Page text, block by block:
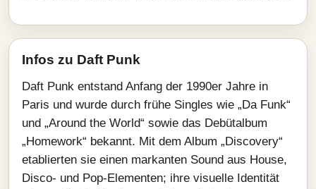
Infos zu Daft Punk
Daft Punk entstand Anfang der 1990er Jahre in
Paris und wurde durch frühe Singles wie „Da Funk“
und „Around the World“ sowie das Debütalbum
„Homework“ bekannt. Mit dem Album „Discovery“
etablierten sie einen markanten Sound aus House,
Disco- und Pop-Elementen; ihre visuelle Identität